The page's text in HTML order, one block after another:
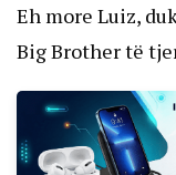
Eh more Luiz,
Big Brother të